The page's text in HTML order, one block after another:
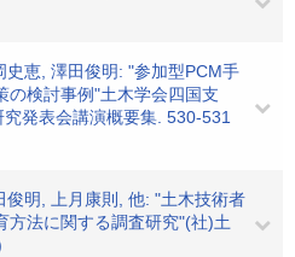
恵, 澤田俊明: "参加型PCM手
の検討事例"土木学会四国支
発表会講演概要集. 530-531
明, 上月康則, 他: "土木技術者
方法に関する調査研究"(社)土